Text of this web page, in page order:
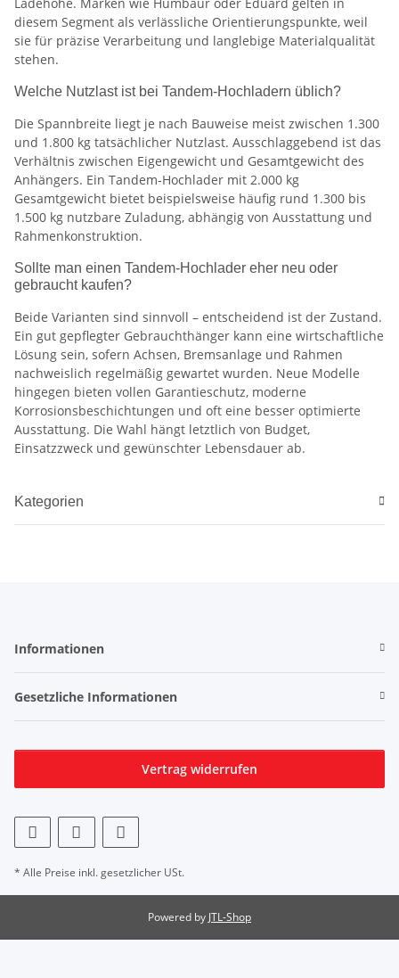
diesem Segment als verlässliche Orientierungspunkte, weil
sie für präzise Verarbeitung und langlebige Materialqualität
stehen.
Welche Nutzlast ist bei Tandem-Hochladern üblich?
Die Spannbreite liegt je nach Bauweise meist zwischen 1.300
und 1.800 kg tatsächlicher Nutzlast. Ausschlaggebend ist das
Verhältnis zwischen Eigengewicht und Gesamtgewicht des
Anhängers. Ein Tandem-Hochlader mit 2.000 kg
Gesamtgewicht bietet beispielsweise häufig rund 1.300 bis
1.500 kg nutzbare Zuladung, abhängig von Ausstattung und
Rahmenkonstruktion.
Sollte man einen Tandem-Hochlader eher neu oder
gebraucht kaufen?
Beide Varianten sind sinnvoll – entscheidend ist der Zustand.
Ein gut gepflegter Gebrauchthänger kann eine wirtschaftliche
Lösung sein, sofern Achsen, Bremsanlage und Rahmen
nachweislich regelmäßig gewartet wurden. Neue Modelle
hingegen bieten vollen Garantieschutz, moderne
Korrosionsbeschichtungen und oft eine besser optimierte
Ausstattung. Die Wahl hängt letztlich von Budget,
Einsatzzweck und gewünschter Lebensdauer ab.
Kategorien
Informationen
Gesetzliche Informationen
Vertrag widerrufen
* Alle Preise inkl. gesetzlicher USt.
Powered by JTL-Shop